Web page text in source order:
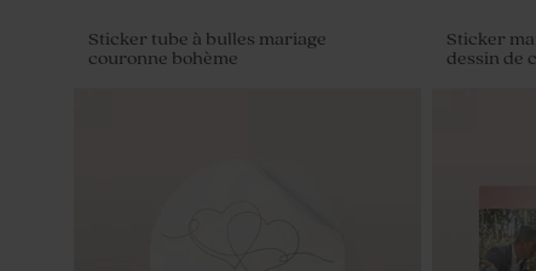
Savon
Citron
Sticker tube à bulles mariage
couronne bohème
Sticker
dessin de